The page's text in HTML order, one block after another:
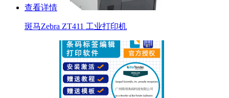
查看详情
斑马Zebra ZT411 工业打印机